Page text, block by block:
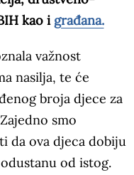
kao i građana.
važnost
nasilja, te će
broja djece za
smo
da ova djeca dobiju
od istog.